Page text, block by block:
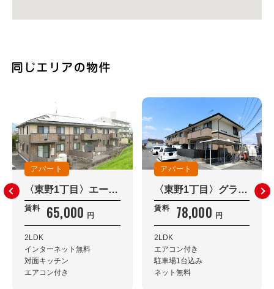
アパート
〈東野1丁目〉エーデルハイム 105
賃料 65,000 円
2LDK
インターネット無料
対面キッチン
エアコン付き
アパート
〈東野1丁目〉グランドール東野I棟 203
賃料 78,000 円
2LDK
エアコン付き
駐車場1台込み
ネット無料